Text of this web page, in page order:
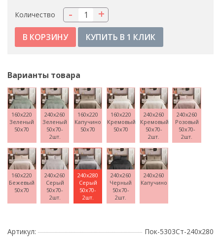
Количество +
-
КУПИТЬ В 1 КЛИК
Варианты товара
160x220
Зеленый
50x70
240x260
Зеленый
50x70-
2шт.
160x220
Капучино
50x70
160x220
Кремовый
50x70
240x260
Кремовый
50x70-
2шт.
240x260
Розовый
50x70-
2шт.
160x220
Бежевый
50x70
240x260
Серый
50x70-
2шт.
240x280
Серый
50x70-
2шт.
240x260
Черный
50x70-
2шт.
240x260
Капучино
Артикул: Пок-5303Ст-240х280